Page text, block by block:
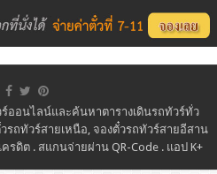
ร์ออนไลน์และค้นหาตารางเดินรถทัวร์ทั่ว
รถทัวร์สายเหนือ, จองตั๋วรถทัวร์สายอีสาน
รดิต . สแกนจ่ายผ่าน QR-Code . แอป K+